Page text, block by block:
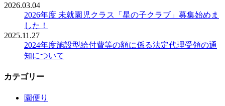
2026.03.04
2026年度 未就園児クラス「星の子クラブ」募集始めま
した！
2025.11.27
2024年度施設型給付費等の額に係る法定代理受領の通
知について
カテゴリー
園便り